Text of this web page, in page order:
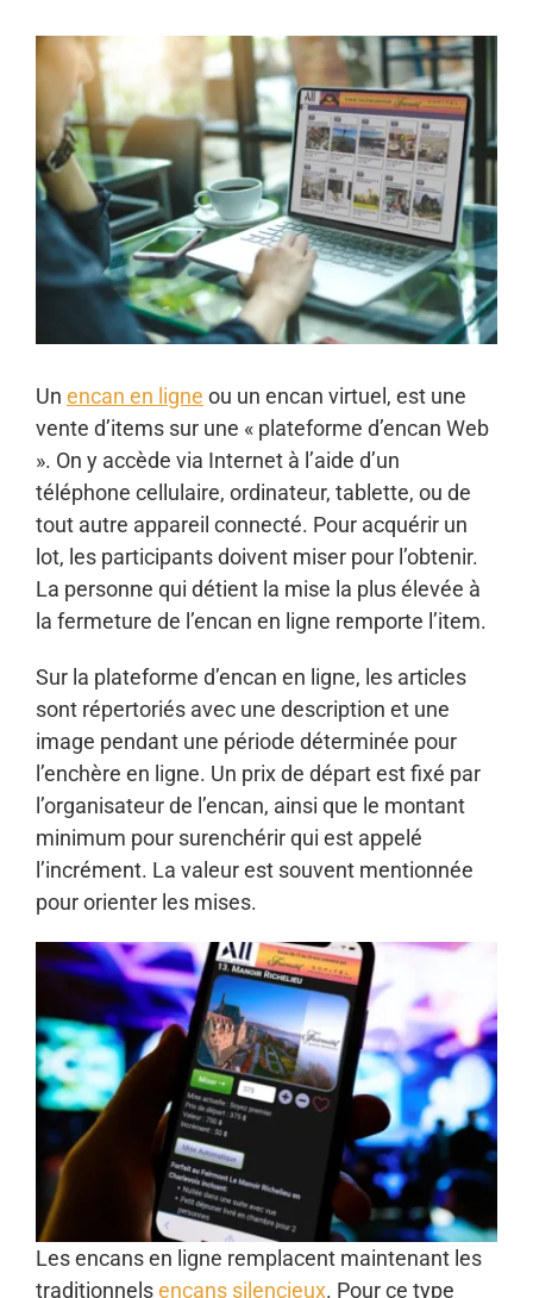
Voir
l'image
agrandie
Un encan en ligne ou un encan virtuel, est une
vente d’items sur une « plateforme d’encan Web
». On y accède via Internet à l’aide d’un
téléphone cellulaire, ordinateur, tablette, ou de
tout autre appareil connecté. Pour acquérir un
lot, les participants doivent miser pour l’obtenir.
La personne qui détient la mise la plus élevée à
la fermeture de l’encan en ligne remporte l’item.
Sur la plateforme d’encan en ligne, les articles
sont répertoriés avec une description et une
image pendant une période déterminée pour
l’enchère en ligne. Un prix de départ est fixé par
l’organisateur de l’encan, ainsi que le montant
minimum pour surenchérir qui est appelé
l’incrément. La valeur est souvent mentionnée
pour orienter les mises.
Les encans en ligne remplacent maintenant les
traditionnelsencans silencieux. Pour ce type